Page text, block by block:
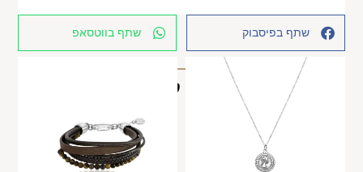
שתף בפיסבוק שתף בווטסאפ
מוצרים קשורים